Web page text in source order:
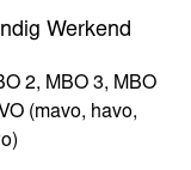
Werkend
2, MBO 3, MBO
VO (mavo, havo,